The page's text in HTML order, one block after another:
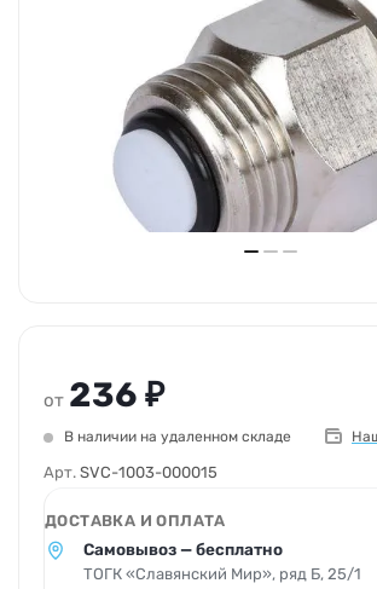
от 236 ₽
В наличии на удаленном складе
Арт. SVC-1003-000015
ДОСТАВКА И ОПЛАТА
Самовывоз — бесплатно
ТОГК «Славянский Мир», ряд Б, 25/1